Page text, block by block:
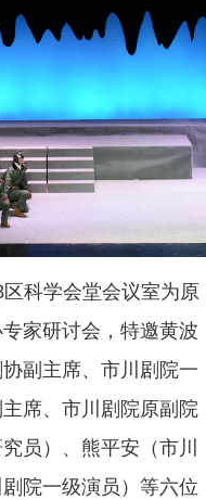
科学会堂会议室为原
家研讨会，特邀黄波
副主席、市川剧院一
席、市川剧院原副院
员）、熊平安（市川
院一级演员）等六位